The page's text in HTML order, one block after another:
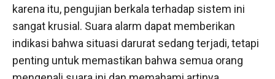
karena itu, pengujian berkala terhadap sistem ini
sangat krusial. Suara alarm dapat memberikan
indikasi bahwa situasi darurat sedang terjadi, tetapi
penting untuk memastikan bahwa semua orang